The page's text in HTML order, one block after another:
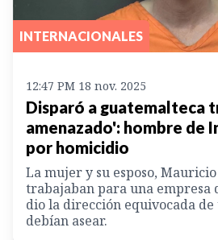
INTERNACIONALES
12:47 PM 18 nov. 2025
Disparó a guatemalteca
amenazado': hombre de
por homicidio
La mujer y su esposo, Mauricio
trabajaban para una empresa
dio la dirección equivocada de
debían asear.